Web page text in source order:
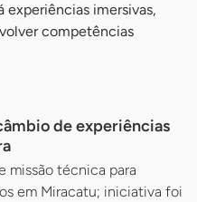
experiências imersivas,
competências
de experiências
missão técnica para
em Miracatu; iniciativa foi